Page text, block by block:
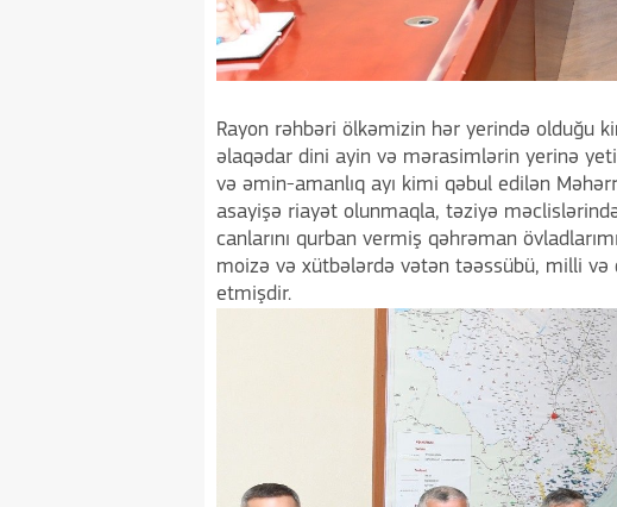
Rayon rəhbəri ölkəmizin hər yerində olduğu
əlaqədar dini ayin və mərasimlərin yerinə
və əmin-amanlıq ayı kimi qəbul edilən
asayişə riayət olunmaqla, təziyə
canlarını qurban vermiş qəhrəman
moizə və xütbələrdə vətən təəssübü, milli
etmişdir.